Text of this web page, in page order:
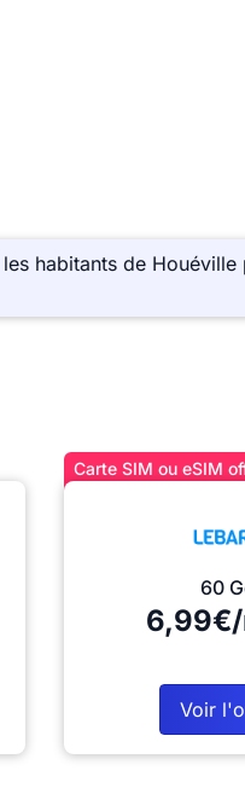
habitants de Houéville
Carte SIM ou eSIM
60
Voir